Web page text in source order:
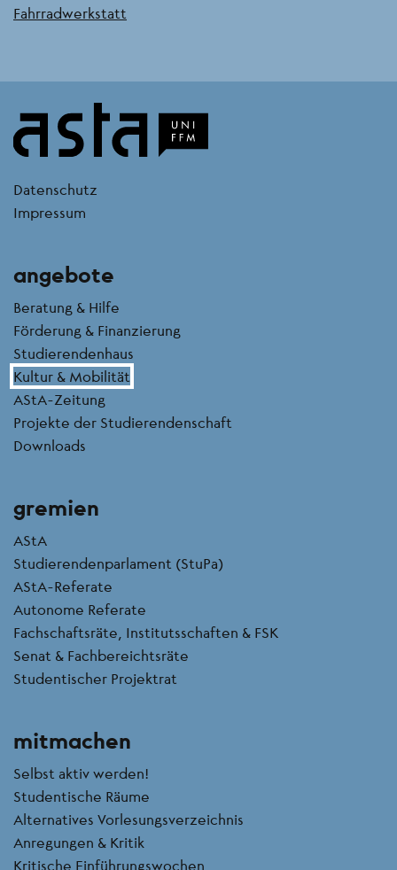
Fahrradwerkstatt
kontakt
Datenschutz
Impressum
angebote
Beratung & Hilfe
Förderung & Finanzierung
Studierendenhaus
Kultur & Mobilität
AStA-Zeitung
Projekte der Studierendenschaft
Downloads
gremien
AStA
Studierendenparlament (StuPa)
AStA-Referate
Autonome Referate
Fachschaftsräte, Institutsschaften & FSK
Senat & Fachbereichtsräte
Studentischer Projektrat
mitmachen
Selbst aktiv werden!
Studentische Räume
Alternatives Vorlesungsverzeichnis
Anregungen & Kritik
Kritische Einführungswochen